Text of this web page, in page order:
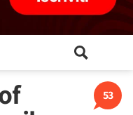
53